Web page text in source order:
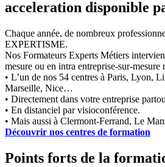
acceleration disponible
Chaque année, de nombreux
EXPERTISME.
Nos Formateurs Experts Métiers
mesure ou en intra entreprise-sur-mesure
• L’un de nos 54 centres à Paris, Lyon,
Marseille, Nice…
• Directement dans votre entreprise
• En distanciel par visioconférence.
• Mais aussi à Clermont-Ferrand, Le
Découvrir nos centres de formation
Points forts de la